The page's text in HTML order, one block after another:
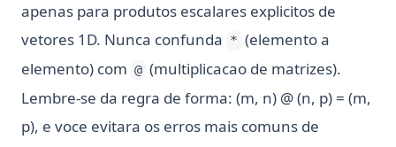
apenas para produtos escalares explicitos de
vetores 1D. Nunca confunda * (elemento a
elemento) com @ (multiplicacao de matrizes).
Lembre-se da regra de forma: (m, n) @ (n, p) = (m,
p), e voce evitara os erros mais comuns de